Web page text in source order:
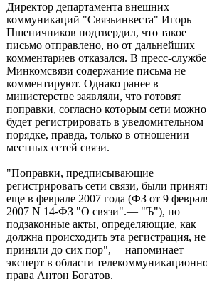
Директор департамента внешних
коммуникаций "Связьинвеста" Игорь
Пшеничников подтвердил, что такое
письмо отправлено, но от дальнейших
комментариев отказался. В пресс-службе
Минкомсвязи содержание письма не
комментируют. Однако ранее в
министерстве заявляли, что готовят
поправки, согласно которым сети можно
будет регистрировать в уведомительном
порядке, правда, только в отношении
местных сетей связи.
"Поправки, предписывающие
регистрировать сети связи, были
еще в феврале 2007 года (ФЗ от 9
2007 N 14-ФЗ "О связи".— "Ъ"), но
подзаконные акты, определяющие, как
должна происходить эта регистрация, не
приняли до сих пор",— напоминает
эксперт в области
права Антон Богатов.